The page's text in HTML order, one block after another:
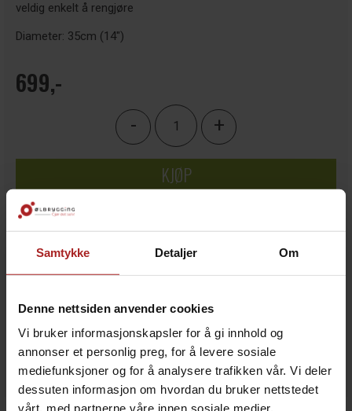
Samtykke Detaljer Om
Denne nettsiden anvender cookies
Vi bruker informasjonskapsler for å gi innhold og
annonser et personlig preg, for å levere sosiale
mediefunksjoner og for å analysere trafikken vår. Vi deler
dessuten informasjon om hvordan du bruker nettstedet
vårt, med partnerne våre innen sosiale medier,
veldig enkelt å rengjøre
Diameter: 35cm (14")
699,-
- +
KJØP